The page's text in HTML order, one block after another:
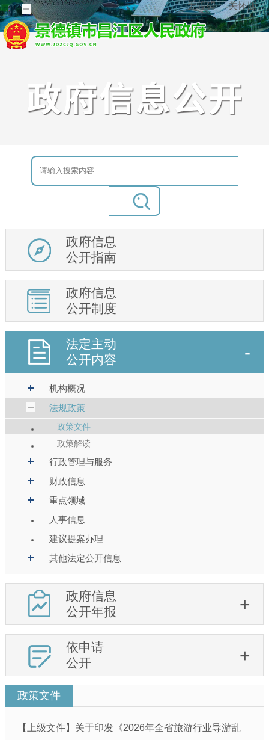
关怀版
无障碍
政府信息
公开指南
政府信息
公开制度
法定主动
公开内容
机构概况
法规政策
政策文件
政策解读
行政管理与服务
财政信息
重点领域
人事信息
建议提案办理
其他法定公开信息
政府信息
公开年报
依申请
公开
政策文件
【上级文件】关于印发《2026年全省旅游行业导游乱